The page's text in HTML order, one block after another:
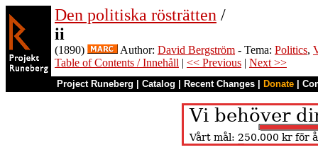
Den politiska rösträtten /
ii
(1890) Author: David Bergström - Tema: Politics,
Table of Contents / Innehåll | << Previous | Next >>
Project Runeberg Catalog Recent Changes Donate